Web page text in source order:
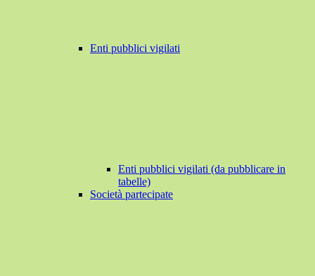
Enti pubblici vigilati
Enti pubblici vigilati (da pubblicare in
tabelle)
Società partecipate